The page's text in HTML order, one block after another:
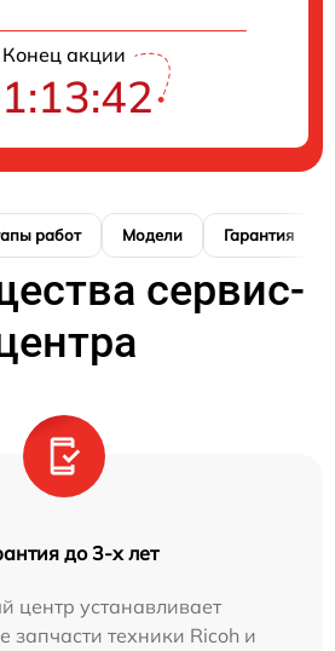
Конец акции
работ Модели Гарантия
сервис-
до 3-х лет
центр устанавливает
запчасти техники Ricoh и